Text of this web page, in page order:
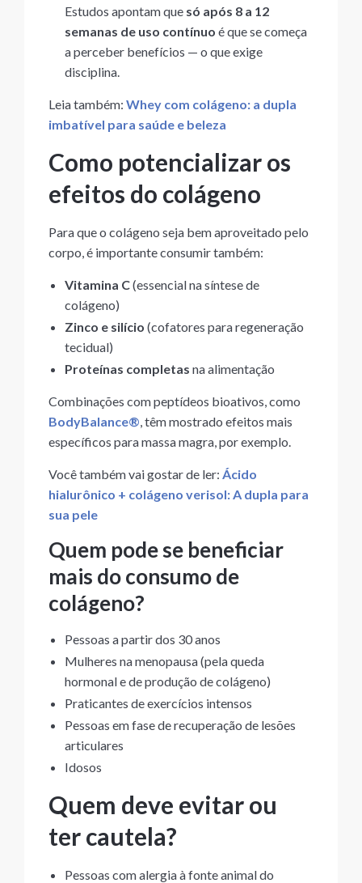
Estudos apontam que só após 8 a 12
semanas de uso contínuo é que se começa
a perceber benefícios — o que exige
disciplina.
Leia também: Whey com colágeno: a dupla
imbatível para saúde e beleza
Como potencializar os
efeitos do colágeno
Para que o colágeno seja bem aproveitado pelo
corpo, é importante consumir também:
Vitamina C(essencial na síntese de
colágeno)
Zinco e silício (cofatores para regeneração
tecidual)
Proteínas completas na alimentação
Combinações com peptídeos bioativos, como
BodyBalance® , têm mostrado efeitos mais
específicos para massa magra, por exemplo.
Você também vai gostar de ler: Ácido
hialurônico + colágeno verisol: A dupla para
sua pele
Quem pode se beneficiar
mais do consumo de
colágeno?
Pessoas a partir dos 30 anos
Mulheres na menopausa (pela queda
hormonal e de produção de colágeno)
Praticantes de exercícios intensos
Pessoas em fase de recuperação de lesões
articulares
Idosos
Quem deve evitar ou
ter cautela?
Pessoas com alergia à fonte animal do